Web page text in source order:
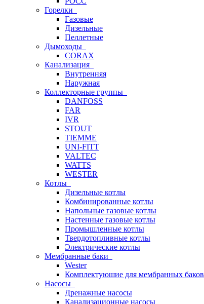
Горелки
Газовые
Дизельные
Пеллетные
Дымоходы
CORAX
Канализация
Внутренняя
Наружная
Коллекторные группы
DANFOSS
FAR
IVR
STOUT
TIEMME
UNI-FITT
VALTEC
WATTS
WESTER
Котлы
Дизельные котлы
Комбинированные котлы
Напольные газовые котлы
Настенные газовые котлы
Промышленные котлы
Твердотопливные котлы
Электрические котлы
Мембранные баки
Wester
Комплектуюшие для мембранных баков
Насосы
Дренажные насосы
Канализационные насосы